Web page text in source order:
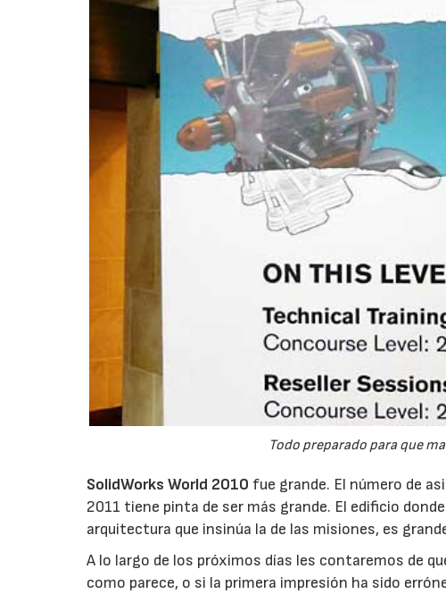
Todo preparado para que
SolidWorks World 2010 fue grande. El número de
2011 tiene pinta de ser más grande. El edificio
arquitectura que insinúa la de las misiones, es
A lo largo de los próximos días les contaremos de
como parece, o si la primera impresión ha sido